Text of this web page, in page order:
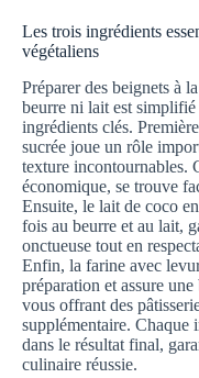
Les trois ingrédients
végétaliens
Préparer des beignets à
beurre ni lait est
ingrédients clés.
sucrée joue un rôle
texture incontournables.
économique, se trouve
Ensuite, le lait de coco
fois au beurre et au lait,
onctueuse tout en
Enfin, la farine avec
préparation et assure
vous offrant des
supplémentaire. Chaque
dans le résultat final,
culinaire réussie.